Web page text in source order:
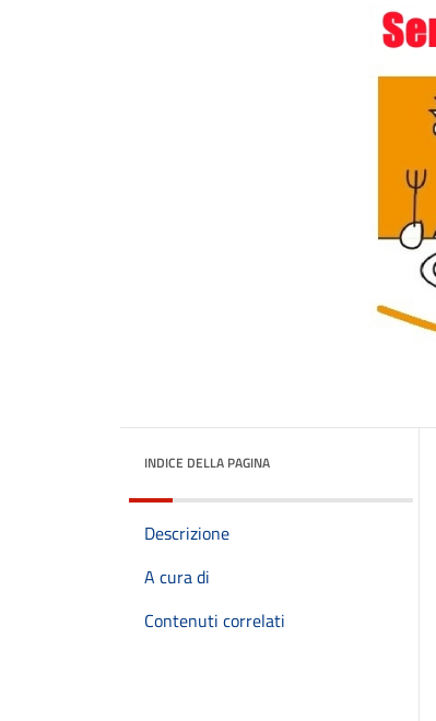
INDICE DELLA PAGINA
Descrizione
A cura di
Contenuti correlati